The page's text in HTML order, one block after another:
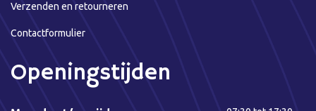
Verzenden en retourneren
Contactformulier
Openingstijden